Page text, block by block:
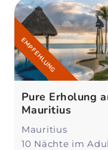
EMPFEHLUNG
Pure Erholung
Mauritius
Mauritius
10 Nächte im